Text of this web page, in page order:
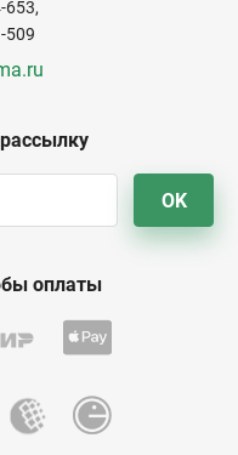
OK
653,
509
оплаты